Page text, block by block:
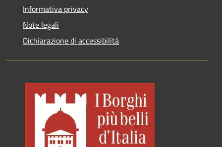
Informativa privacy
Note legali
Dichiarazione di accessibilità